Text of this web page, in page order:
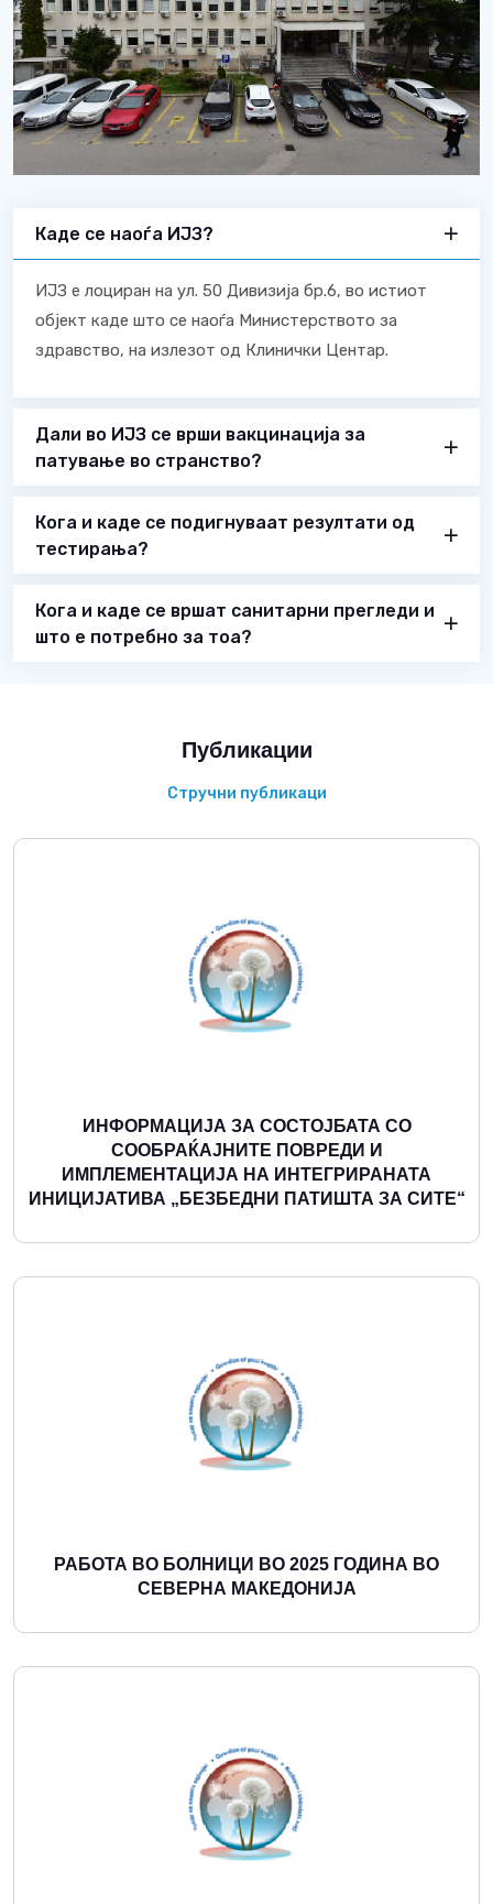
Каде се наоѓа ИЈЗ?
ИЈЗ е лоциран на ул. 50 Дивизија бр.6, во истиот
објект каде што се наоѓа Министерството за
здравство, на излезот од Клинички Центар.
Дали во ИЈЗ се врши вакцинација за
патување во странство?
Кога и каде се подигнуваат резултати од
тестирања?
Кога и каде се вршат санитарни прегледи и
што е потребно за тоа?
Публикации
Стручни публикаци
ИНФОРМАЦИЈА ЗА СОСТОЈБАТА СО
СООБРАЌАЈНИТЕ ПОВРЕДИ И
ИМПЛЕМЕНТАЦИЈА НА ИНТЕГРИРАНАТА
ИНИЦИЈАТИВА „БЕЗБЕДНИ ПАТИШТА ЗА СИТЕ“
Повеќе
РАБОТА ВО БОЛНИЦИ ВО 2025 ГОДИНА ВО
СЕВЕРНА МАКЕДОНИЈА
Повеќе